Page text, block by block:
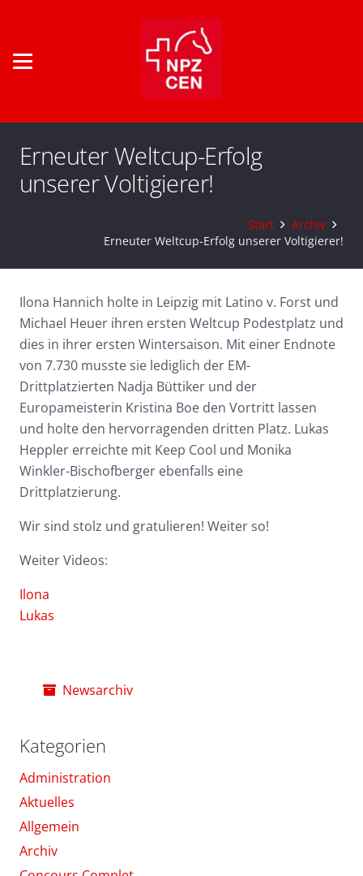
Erneuter Weltcup-Erfolg
unserer Voltigierer!
Start
Archiv
Erneuter Weltcup-Erfolg unserer Voltigierer!
Ilona Hannich holte in Leipzig mit Latino v. Forst und
Michael Heuer ihren ersten Weltcup Podestplatz und
dies in ihrer ersten Wintersaison. Mit einer Endnote
von 7.730 musste sie lediglich der EM-
Drittplatzierten Nadja Büttiker und der
Europameisterin Kristina Boe den Vortritt lassen
und holte den hervorragenden dritten Platz. Lukas
Heppler erreichte mit Keep Cool und Monika
Winkler-Bischofberger ebenfalls eine
Drittplatzierung.
Wir sind stolz und gratulieren! Weiter so!
Weiter Videos:
Ilona
Lukas
Newsarchiv
Kategorien
Administration
Aktuelles
Allgemein
Archiv